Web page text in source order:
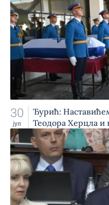
30
јул
Ђурић:
Теодора Херцла и